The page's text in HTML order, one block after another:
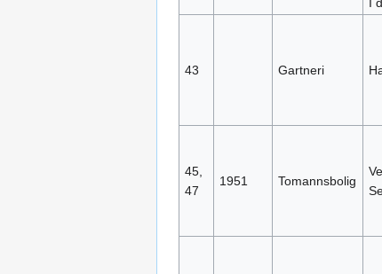
I
43 Gartneri
45,
47
1951 Tomannsbolig